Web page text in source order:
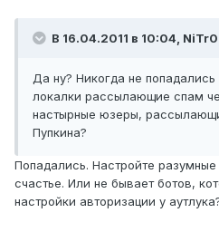
В 16.04.2011 в 10:04, NiTr0
Да ну? Никогда не
локалки рассылающие спам
настырные юзеры,
Пупкина?
Попадались. Настройте разумные
счастье. Или не бывает ботов,
настройки авторизации у